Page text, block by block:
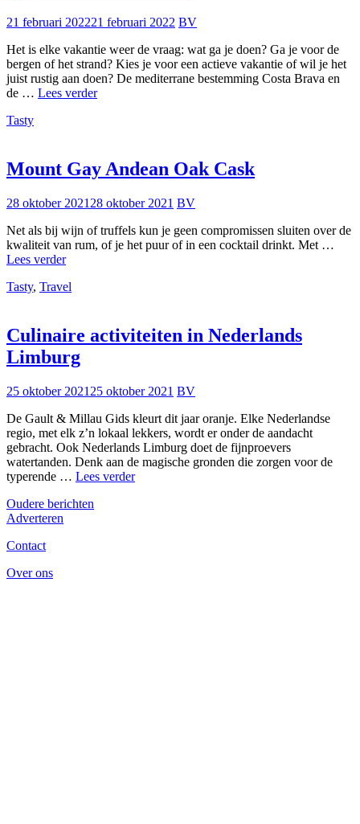
21 februari 202221 februari 2022 BV
Het is elke vakantie weer de vraag: wat ga je doen? Ga je voor de
bergen of het strand? Kies je voor een actieve vakantie of wil je het
juist rustig aan doen? De mediterrane bestemming Costa Brava en
de … Lees verderLivetwice
de
Pyreneeën
Girona
Tasty
Mount Gay Andean Oak Cask
28 oktober 2021 28 oktober 2021 BV
Net als bij wijn of truffels kun je geen compromissen sluiten over de
kwaliteit van rum, of je het puur of in een cocktail drinkt. Met …
Lees verderMount
Andean
Tasty, Travel
Culinaire activiteiten in Nederlands
Limburg
25 oktober 2021 25 oktober 2021 BV
De Gault & Millau Gids kleurt dit jaar oranje. Elke Nederlandse
regio, met elk z’n lokaal lekkers, wordt er onder de aandacht
gebracht. Ook Nederlands Limburg doet de fijnproevers
watertanden. Denk aan de magische gronden die zorgen voor de
typerende … Lees verderCulinaire
Berichtennavigatie
Oudere berichten
Adverteren
Contact
Over ons